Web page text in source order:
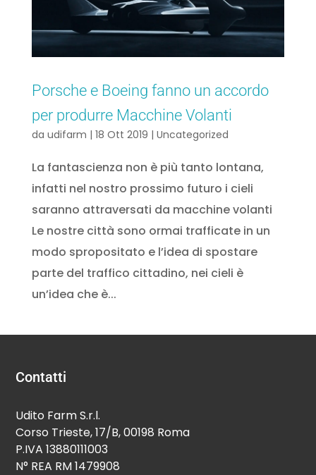
Porsche e Boeing fanno un accordo
per produrre Macchine Volanti
da udifarm | 18 Ott 2019 | Uncategorized
La fantascienza non è più tanto lontana,
infatti nel nostro prossimo futuro i cieli
saranno attraversati da macchine volanti
Le nostre città sono ormai trafficate in un
modo spropositato e l’idea di spostare
parte del traffico cittadino, nei cieli è
un’idea che è...
Contatti
Udito Farm S.r.l.
Corso Trieste, 17/B, 00198 Roma
P.IVA 13880111003
N° REA RM 1479908